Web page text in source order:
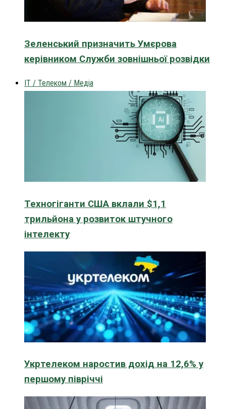
Зеленський призначить Умєрова
керівником Служби зовнішньої розвідки
IT / Телеком / Медіа
Техногіганти США вклали $1,1
трильйона у розвиток штучного
інтелекту
Укртелеком наростив дохід на 12,6% у
першому півріччі